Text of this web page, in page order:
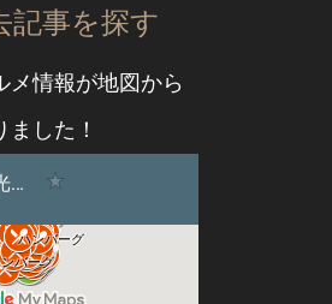
記事を探す
メ情報が地図から
した！